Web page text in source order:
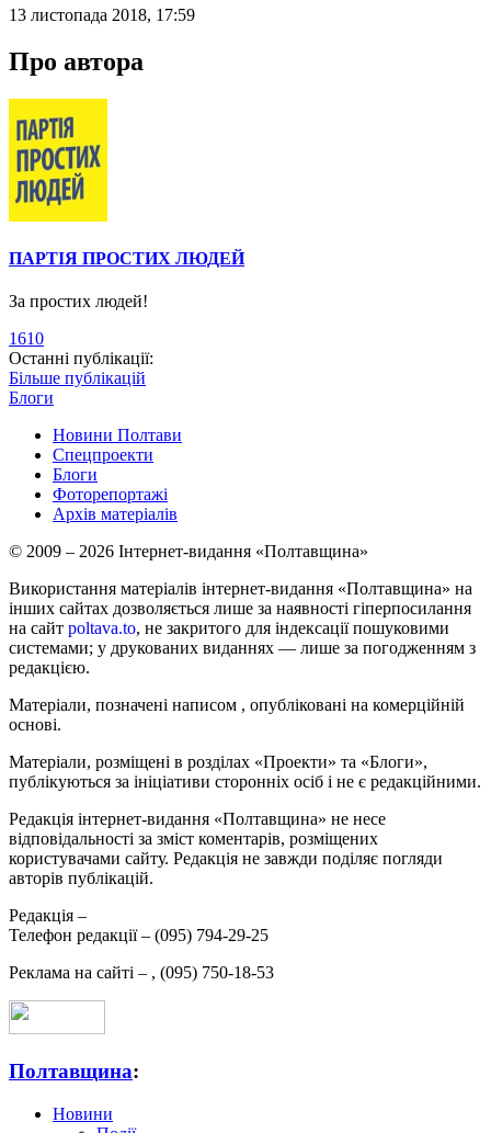
13 листопада 2018, 17:59
Про автора
ПАРТІЯ ПРОСТИХ ЛЮДЕЙ
За простих людей!
1610
Останні публікації:
Більше публікацій
Блоги
Новини Полтави
Спецпроекти
Блоги
Фоторепортажі
Архів матеріалів
© 2009 – 2026 Інтернет-видання «Полтавщина»
Використання матеріалів інтернет-видання «Полтавщина» на
інших сайтах дозволяється лише за наявності гіперпосилання
на сайт poltava.to, не закритого для індексації пошуковими
системами; у друкованих виданнях — лише за погодженням з
редакцією.
Матеріали, позначені написом , опубліковані на комерційній
основі.
Матеріали, розміщені в розділах «Проекти» та «Блоги»,
публікуються за ініціативи сторонніх осіб і не є редакційними.
Редакція інтернет-видання «Полтавщина» не несе
відповідальності за зміст коментарів, розміщених
користувачами сайту. Редакція не завжди поділяє погляди
авторів публікацій.
Редакція –
Телефон редакції – (095) 794-29-25
Реклама на сайті – , (095) 750-18-53
Полтавщина:
Новини